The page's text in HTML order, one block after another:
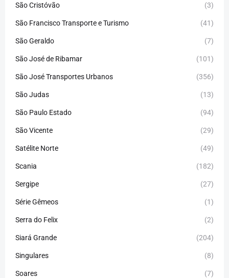
São Cristóvão (3)
São Francisco Transporte e Turismo (41)
São Geraldo (7)
São José de Ribamar (101)
São José Transportes Urbanos (356)
São Judas (13)
São Paulo Estado (94)
São Vicente (29)
Satélite Norte (49)
Scania (182)
Sergipe (27)
Série Gêmeos (1)
Serra do Felix (2)
Siará Grande (204)
Singulares (8)
Soares (7)